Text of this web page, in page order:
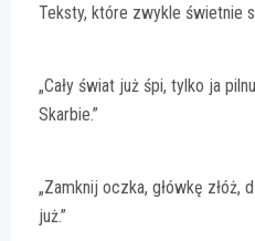
Teksty, które zwykle świetnie
„Cały świat już śpi, tylko ja
Skarbie.”
„Zamknij oczka, główkę złóż,
już.”